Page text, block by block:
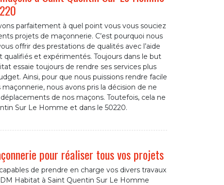
parfaitement à quel point vous vous souciez
projets de maçonnerie. C’est pourquoi nous
offrir des prestations de qualités avec l’aide
et expérimentés. Toujours dans le but
essaie toujours de rendre ses services plus
Ainsi, pour que nous puissions rendre facile
nous avons pris la décision de ne
de nos maçons. Toutefois, cela ne
Sur Le Homme et dans le 50220.
pour réaliser tous vos projets
de prendre en charge vos divers travaux
Habitat à Saint Quentin Sur Le Homme